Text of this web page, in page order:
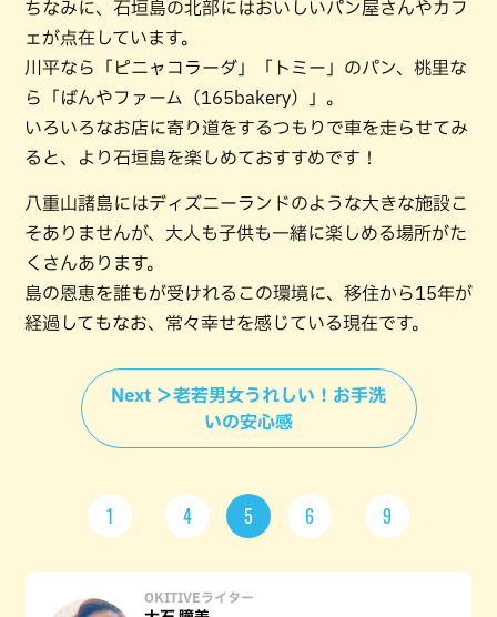
ちなみに、石垣島の北部にはおいしいパン屋さんやカフ
ェが点在しています。
川平なら「ピニャコラーダ」「トミー」のパン、桃里な
ら「ばんやファーム（165bakery）」。
いろいろなお店に寄り道をするつもりで車を走らせてみ
ると、より石垣島を楽しめておすすめです！
八重山諸島にはディズニーランドのような大きな施設こ
そありませんが、大人も子供も一緒に楽しめる場所がた
くさんあります。
島の恩恵を誰もが受けれるこの環境に、移住から15年が
経過してもなお、常々幸せを感じている現在です。
Next ＞老若男女うれしい！お手洗
いの安心感
1 4 5 6 9
OKITIVEライター